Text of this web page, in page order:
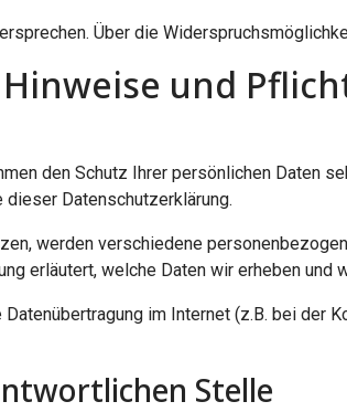
Über die
und
den Schutz Ihrer persönlichen Daten
Datenschutzerklärung.
werden verschiedene
erläutert, welche Daten wir erheben
im Internet (z.B. bei der
Stelle